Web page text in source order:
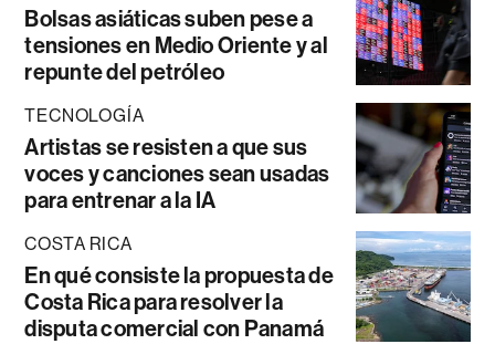
Bolsas asiáticas suben pese a
tensiones en Medio Oriente y al
repunte del petróleo
TECNOLOGÍA
Artistas se resisten a que sus
voces y canciones sean usadas
para entrenar a la IA
COSTA RICA
En qué consiste la propuesta de
Costa Rica para resolver la
disputa comercial con Panamá